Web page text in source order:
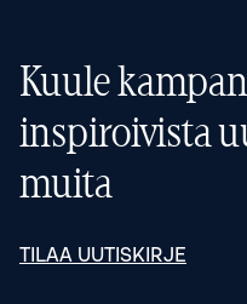
Kuule
inspiroivista
muita
TILAA UUTISKIRJE